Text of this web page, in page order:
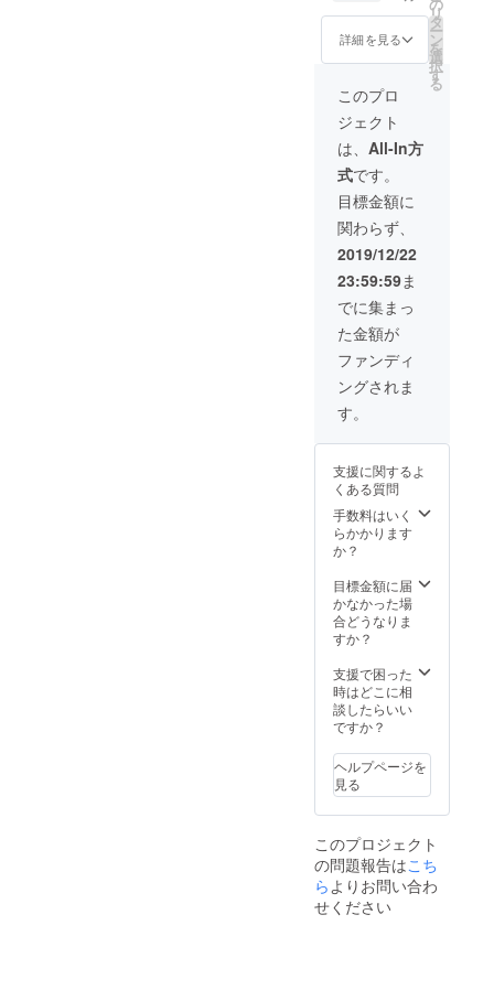
市に
います
が、お
崎県綾
町産の
もので
すの
安心く
ださ
い。
画者が
運送会
社と契
ため、
発送の
みお願
いした
次第で
す。 ま
た、広
島県で
のイベ
に準備
したた
め、米
袋の裏
にある
表示ラ
ベルの
が広島
市に
なって
います
が、お
米は宮
もので
すの
で、ご
い。
は、企
画者の
いる香
川県の
個人商
店名義
での発
送とな
りま
す。 企
画者が
運送会
社と契
約して
いない
ため、
今回は
発送の
みお願
いした
た、広
島県で
のイベ
ント用
に準備
したた
にある
表示ラ
ベルの
が広島
市に
なって
います
米は宮
崎県綾
町産の
もので
で、ご
安心く
ださ
い。
物性肥
料を使
わず、
天日で
干した
安心で
美味し
いお
米。 ●
サンク
スレ
ター ●
消費
税、送
料込み
◎ご了
承いた
だきた
い点◎
発送
は、企
画者の
いる香
個人商
店名義
での発
送とな
りま
画者が
運送会
社と契
約して
ため、
今回は
発送の
みお願
次第で
す。 ま
た、広
島県で
ント用
に準備
したた
め、米
袋の裏
詳細を見る
リ
タ
ー
ン
を
選
択
す
る
このプロ
ジェクト
は、 All-In方
式です。
目標金額に
関わらず、
2019/12/22
23:59:59ま
でに集まっ
た金額が
ファンディ
ングされま
す。
支援に関するよ
くある質問
手数料はいく
らかかります
か？
目標金額に届
かなかった場
合どうなりま
すか？
支援で困った
時はどこに相
談したらいい
ですか？
ヘルプページを
見る
このプロジェクト
の問題報告はこち
ら よりお問い合わ
せください